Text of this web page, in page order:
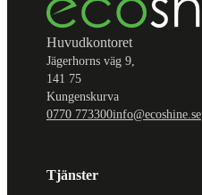
Huvudkontoret
Jägerhorns väg 9,
141 75
Kungenskurva
0770 773300info@ecoshine.se
Tjänster